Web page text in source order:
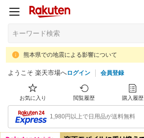
熊本県での地震による影響について
ようこそ 楽天市場へログイン 会員登録
お気に入り 閲覧履歴 購入履歴
1,980円以上で日用品が送料無料